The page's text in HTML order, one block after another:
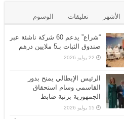
الأشهر تعليقات الوسوم
“شراع” يدعم 60 شركة ناشئة عبر
صندوق الثبات بـ5 ملايين درهم
22 يوليو 2026
الرئيس الإيطالي يمنح بدور
القاسمي وسام استحقاق
الجمهورية برتبة ضابط
15 يوليو 2026